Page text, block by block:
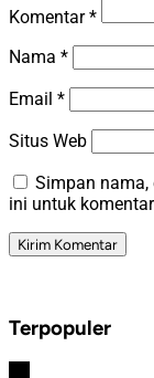
Komentar*
Nama *
Email *
Situs Web
Simpan nama,
ini untuk
Terpopuler